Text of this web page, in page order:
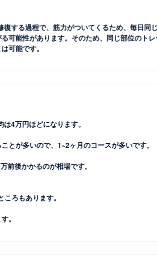
する過程で、筋力がついてくるため、毎日同
可能性があります。そのため、同じ部位のト
可能です。
4万円ほどになります。
とが多いので、1~2ヶ月のコースが多いです。
前後かかるのが相場です。
ろもあります。
。